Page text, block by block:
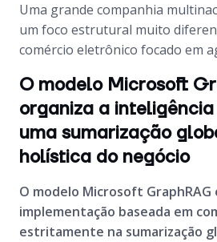
Uma grande companhia
um foco estrutural muito
comércio eletrônico focado em
O modelo Microsoft
organiza a
uma sumarização
holística do negócio
O modelo Microsoft GraphRAG
implementação baseada em
estritamente na sumarização